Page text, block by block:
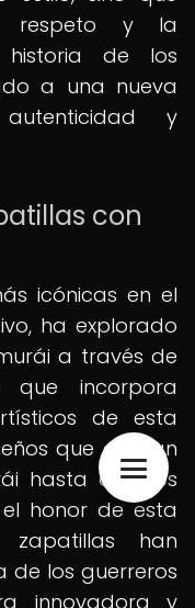
respeto y la
de los
a una nueva
y
con
icónicas en el
ha explorado
a través de
incorpora
de esta
que evocan
hasta detalles
honor de esta
zapatillas han
de los guerreros
innovadora y